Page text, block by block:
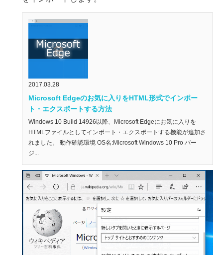
2017.03.28
Microsoft Edgeのお気に入りをHTML形式でインポー
ト・エクスポートする方法
Windows 10 Build 14926以降、Microsoft Edgeにお気に入りを
HTMLファイルとしてインポート・エクスポートする機能が追加さ
れました。 動作確認環境 OS名:Microsoft Windows 10 Pro バー
ジ...